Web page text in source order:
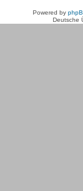
Powered by
Deutsche